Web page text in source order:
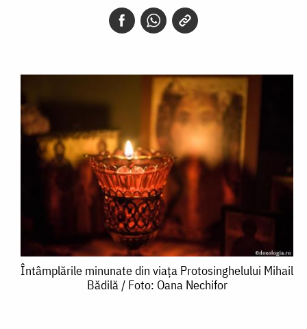
Întâmplările
Întâmplările minunate din viața Protosinghelului Mihail
Bădilă / Foto: Oana Nechifor